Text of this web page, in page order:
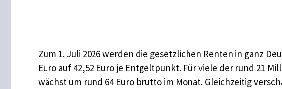
Zum 1. Juli 2026 werden die gesetzlichen Renten in ganz
Euro auf 42,52 Euro je Entgeltpunkt. Für viele der rund 21
wächst um rund 64 Euro brutto im Monat. Gleichzeitig